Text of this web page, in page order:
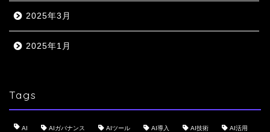
2025年3月
2025年1月
Tags
AI AIガバナンス AIツール AI導入 AI技術 AI活用